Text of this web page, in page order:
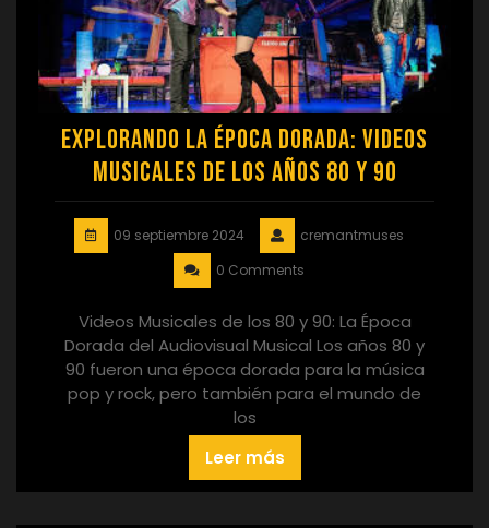
Explorando la Época Dorada: Videos
Musicales de los Años 80 y 90
09 septiembre 2024
cremantmuses
0 Comments
Videos Musicales de los 80 y 90: La Época
Dorada del Audiovisual Musical Los años 80 y
90 fueron una época dorada para la música
pop y rock, pero también para el mundo de
los
Leer más